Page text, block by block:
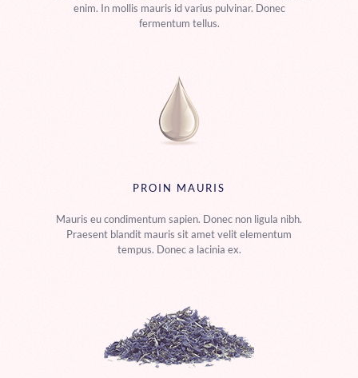
enim. In mollis mauris id varius pulvinar. Donec
fermentum tellus.
PROIN MAURIS
Mauris eu condimentum sapien. Donec non ligula nibh.
Praesent blandit mauris sit amet velit elementum
tempus. Donec a lacinia ex.